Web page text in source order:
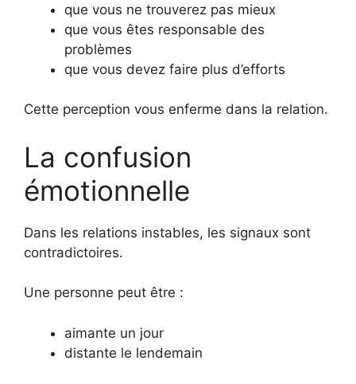
que vous ne trouverez pas mieux
que vous êtes responsable des
problèmes
que vous devez faire plus d’efforts
Cette perception vous enferme dans la relation.
La confusion
émotionnelle
Dans les relations instables, les signaux sont
contradictoires.
Une personne peut être :
aimante un jour
distante le lendemain